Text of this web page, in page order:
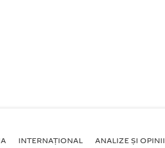
INTERNAŢIONAL ANALIZE ȘI OPINII